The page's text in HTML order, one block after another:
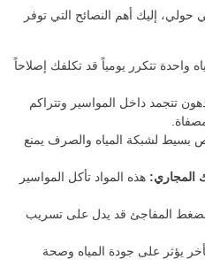
حولي، إليك أهم النصائح التي توفر
واحدة تتكرر يومياً قد تكلفك إصلاحاً
تتجمد داخل المواسير وتتراكم
بسيط لشبكة المياه والصرف يمنع
المجاري: هذه المواد تأكل المواسير
المفاجئ قد يدل على تسريب
يؤثر على جودة المياه وصحة